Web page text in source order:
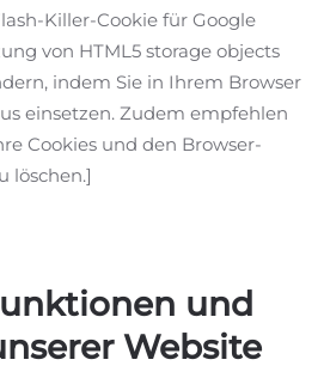
Killer-Cookie für Google
von HTML5 storage objects
indem Sie in Ihrem Browser
einsetzen. Zudem empfehlen
Cookies und den Browser-
löschen.]
und
Website